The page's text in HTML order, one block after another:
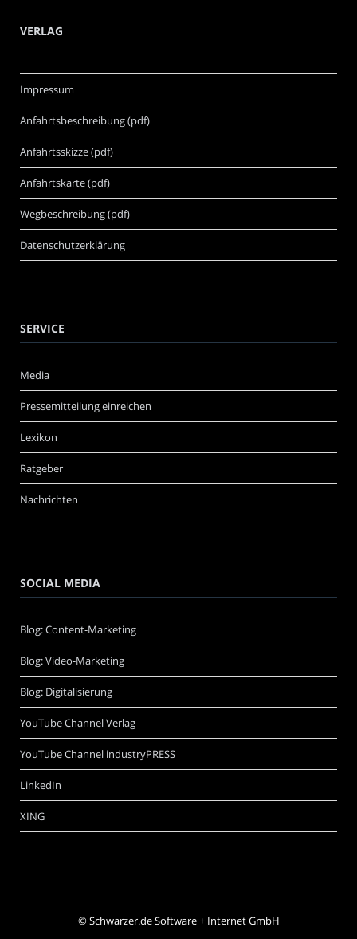
VERLAG
Impressum
Anfahrtsbeschreibung (pdf)
Anfahrtsskizze (pdf)
Anfahrtskarte (pdf)
Wegbeschreibung (pdf)
Datenschutzerklärung
SERVICE
Media
Pressemitteilung einreichen
Lexikon
Ratgeber
Nachrichten
SOCIAL MEDIA
Blog: Content-Marketing
Blog: Video-Marketing
Blog: Digitalisierung
YouTube Channel Verlag
YouTube Channel industryPRESS
LinkedIn
XING
©Schwarzer.de Software + Internet GmbH